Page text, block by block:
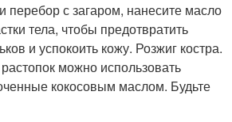
перебор с загаром, нанесите масло
тела, чтобы предотвратить
и успокоить кожу. Розжиг костра.
можно использовать
кокосовым маслом. Будьте